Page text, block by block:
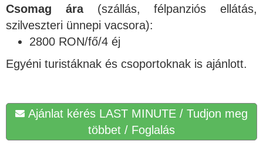
Csomag ára(szállás, félpanziós ellátás,
szilveszteri ünnepi vacsora):
2800 RON/fő/4 éj
Egyéni turistáknak és csoportoknak is ajánlott.
Ajánlat kérés LAST MINUTE / Tudjon meg
többet / Foglalás